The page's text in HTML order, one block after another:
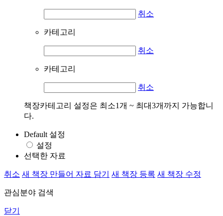
취소
카테고리
취소
카테고리
취소
책장카테고리 설정은 최소1개 ~ 최대3개까지 가능합니
다.
Default 설정
설정
선택한 자료
취소 새 책장 만들어 자료 담기 새 책장 등록 새 책장 수정
관심분야 검색
닫기